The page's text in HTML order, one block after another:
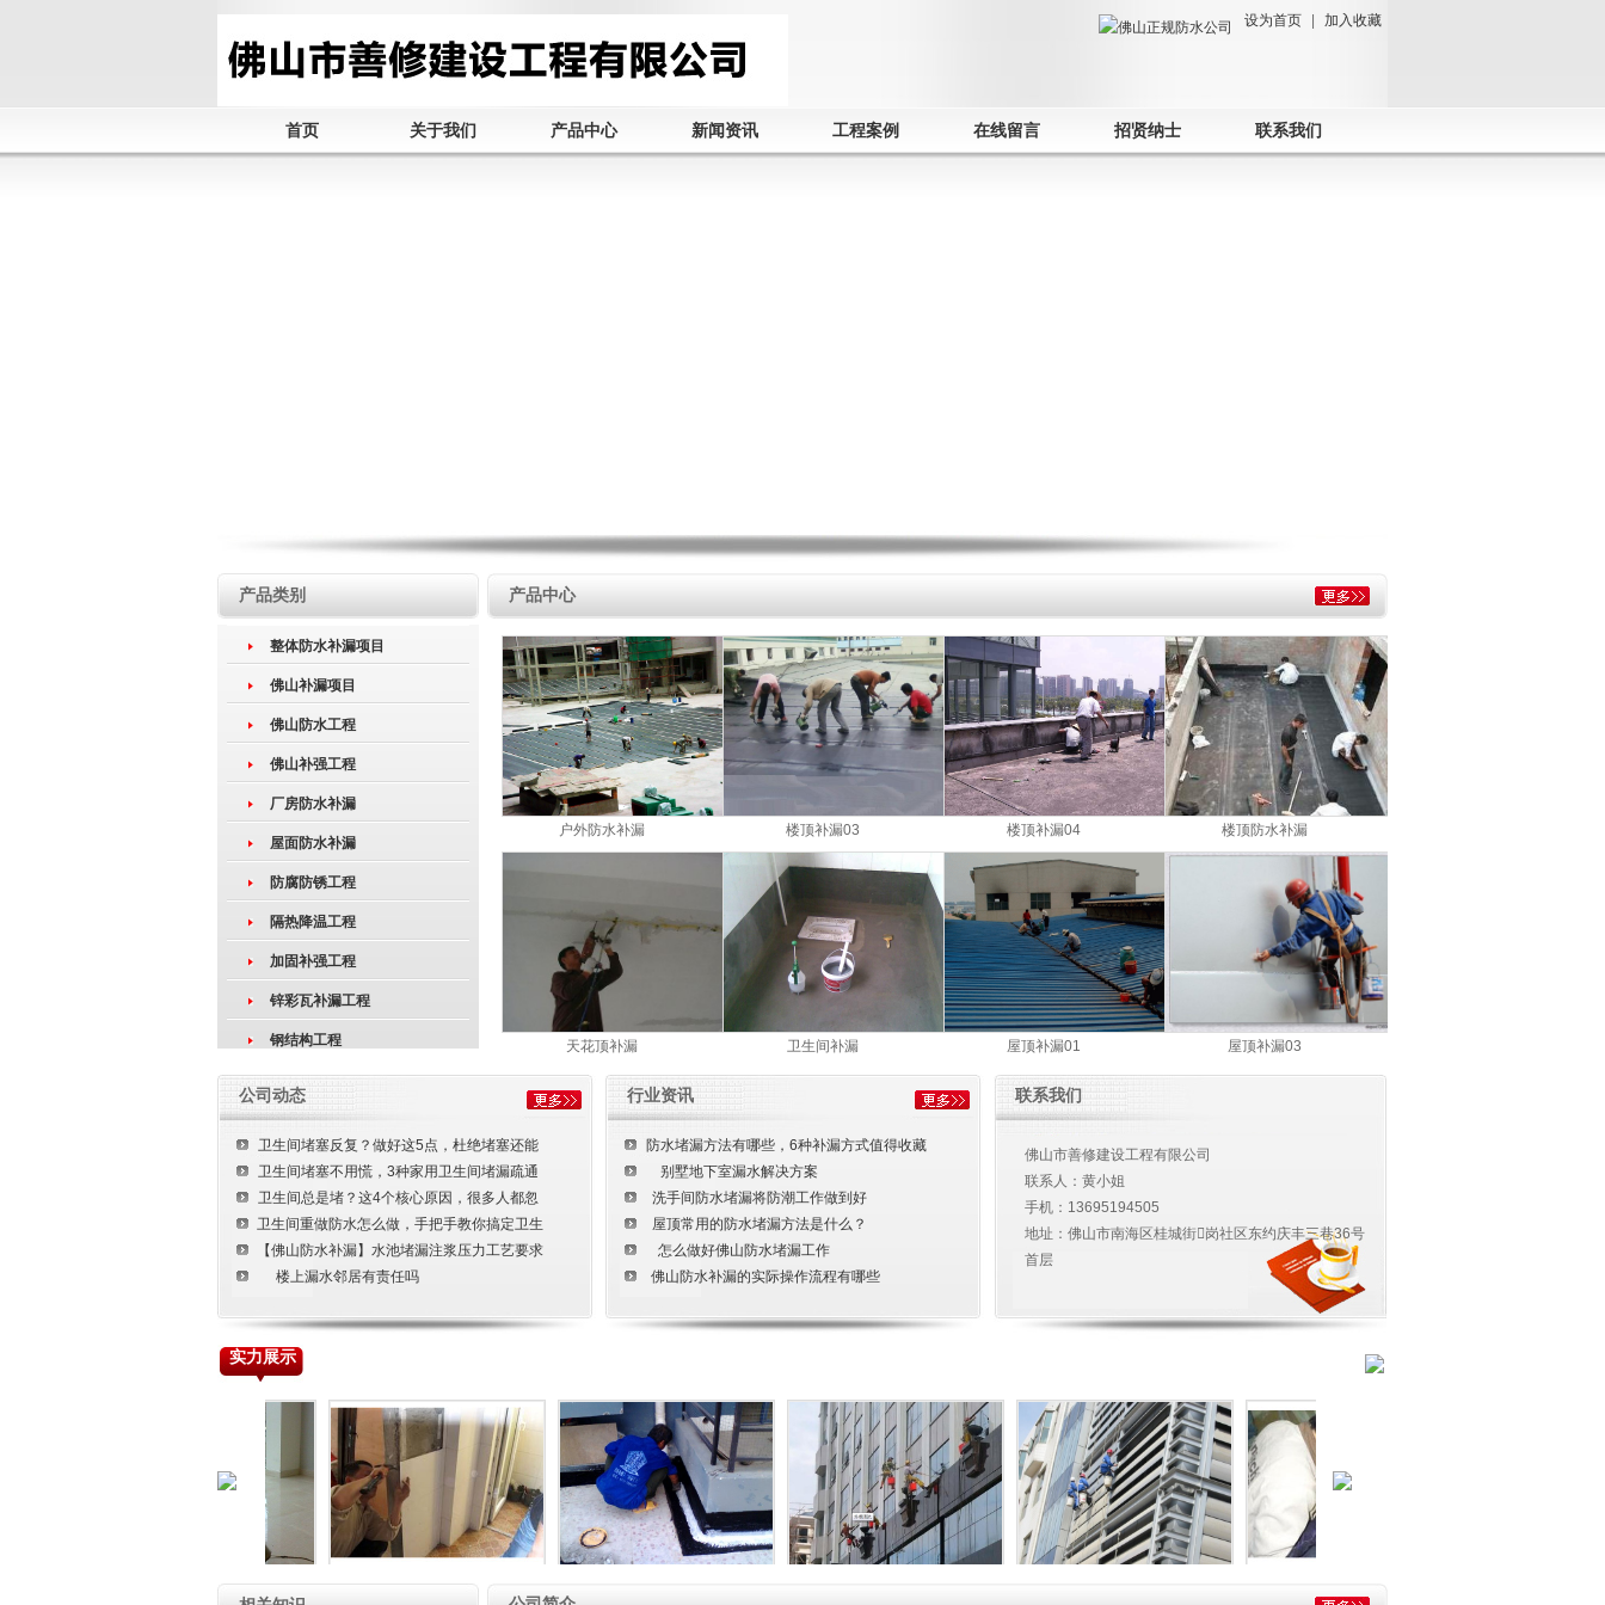
设为首页 加入收藏
首页 关于我们 产品中心 新闻资讯 工程案例 在线留言 招贤纳士 联系我们
产品类别
整体防水补漏项目
佛山补漏项目
佛山防水工程
佛山补强工程
厂房防水补漏
屋面防水补漏
防腐防锈工程
隔热降温工程
加固补强工程
锌彩瓦补漏工程
钢结构工程
装修装饰工程
楼宇清洁工程
产品中心
户外防水补漏 楼顶补漏03 楼顶补漏04 楼顶防水补漏
天花顶补漏 卫生间补漏 屋顶补漏01 屋顶补漏03
公司动态
卫生间堵塞反复？做好这5点，杜绝堵塞还能
卫生间堵塞不用慌，3种家用卫生间堵漏疏通
卫生间总是堵？这4个核心原因，很多人都忽
卫生间重做防水怎么做，手把手教你搞定卫生
【佛山防水补漏】水池堵漏注浆压力工艺要求
楼上漏水邻居有责任吗
行业资讯
防水堵漏方法有哪些，6种补漏方式值得收藏
别墅地下室漏水解决方案
洗手间防水堵漏将防潮工作做到好
屋顶常用的防水堵漏方法是什么？
怎么做好佛山防水堵漏工作
佛山防水补漏的实际操作流程有哪些
联系我们
佛山市善修建设工程有限公司
联系人：黄小姐
手机： 13695194505
地址：佛山市南海区桂城街岗社区东约庆丰三巷36号
首层
实力展示
门窗工程